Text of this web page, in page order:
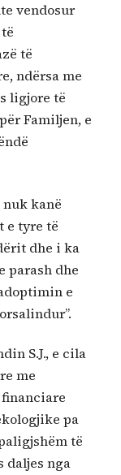
vendosur
të
ndërsa me
ligjore të
Familjen, e
nuk kanë
e tyre të
dhe i ka
parash dhe
e
S.J., e cila
me
pa
të
daljes nga